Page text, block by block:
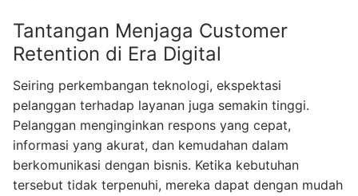
Tantangan Menjaga Customer
Retention di Era Digital
Seiring perkembangan teknologi, ekspektasi
pelanggan terhadap layanan juga semakin tinggi.
Pelanggan menginginkan respons yang cepat,
informasi yang akurat, dan kemudahan dalam
berkomunikasi dengan bisnis. Ketika kebutuhan
tersebut tidak terpenuhi, mereka dapat dengan mudah